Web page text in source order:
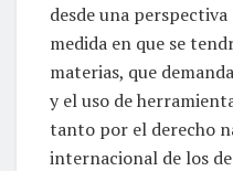
desde una
medida en que se
materias, que
y el uso de
tanto por el derecho
internacional de los